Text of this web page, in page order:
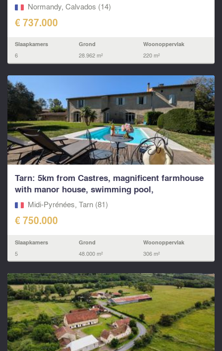
Normandy, Calvados (14)
€ 737.000
Slaapkamers
6
Grond
28.962 m²
Woonoppervlak
220 m²
Tarn: 5km from Castres, magnificent farmhouse
with manor house, swimming pool,
outbuildings...
Midi-Pyrénées, Tarn (81)
€ 750.000
Slaapkamers
5
Grond
48.000 m²
Woonoppervlak
306 m²